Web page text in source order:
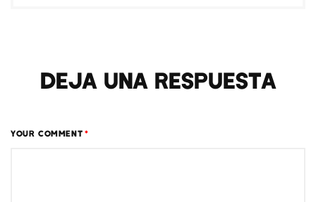
Deja una respuesta
YOUR COMMENT *